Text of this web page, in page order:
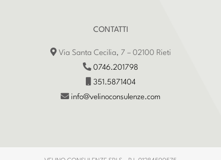
CONTATTI
Via Santa Cecilia, 7 – 02100 Rieti
0746.201798
351.5871404
info@velinoconsulenze.com